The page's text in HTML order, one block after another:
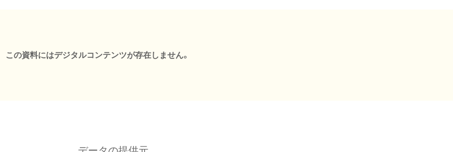
この資料にはデジタルコンテンツが存在しません。